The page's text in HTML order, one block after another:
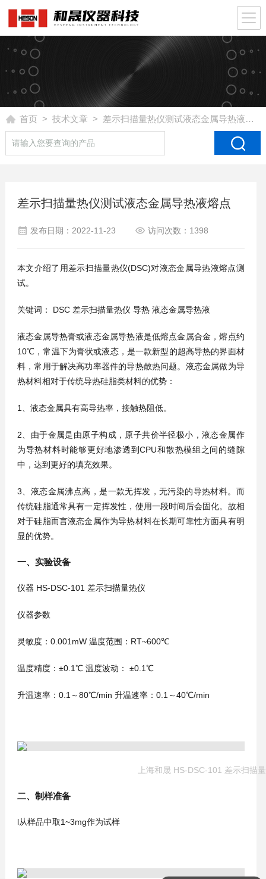
首页 > 技术文章 > 差示扫描量热仪测试液态金属导热液熔点
差示扫描量热仪测试液态金属导热液熔点
发布日期：2022-11-23 访问次数：1398
本文介绍了 用差示扫描量热仪(DSC)对液态金属导热液熔点测
试。
关键词： DSC 差示扫描量热仪 导热 液态金属导热液
液态金属导热膏或液态金属导热液是低熔点金属合金，熔点约
10℃，常温下为膏状或液态，是一款新型的超高导热的界面材
料，常用于解决高功率器件的导热散热问题。液态金属做为导
热材料相对于传统导热硅脂类材料的优势：
1、液态金属具有高导热率，接触热阻低。
2、由于金属是由原子构成，原子共价半径极小，液态金属作
为导热材料时能够更好地渗透到CPU和散热模组之间的缝隙
中，达到更好的填充效果。
3、液态金属沸点高，是一款无挥发，无污染的导热材料。而
传统硅脂通常具有一定挥发性，使用一段时间后会固化。故相
对于硅脂而言液态金属作为导热材料在长期可靠性方面具有明
显的优势。
一、实验设备
仪器 HS-DSC-101 差示扫描量热仪
仪器参数
灵敏度： 0.001mW 温度范围 ： RT~600℃
温度精度： ±0.1℃ 温度波动 ： ±0.1℃
升温速率： 0.1～80℃/min 升温速率： 0.1～40℃/min
上海和晟 HS-DSC-101 差示扫描
二、 制样准备
l从样品中取1~3mg作为试样